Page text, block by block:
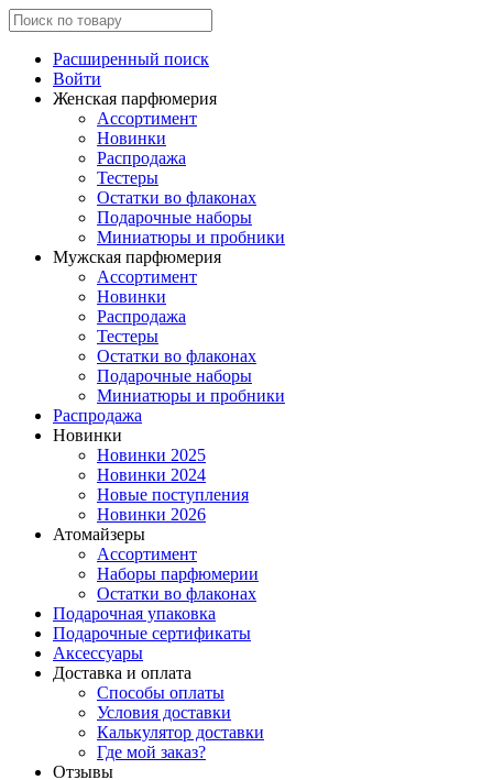
Расширенный поиск
Войти
Женская парфюмерия
Ассортимент
Новинки
Распродажа
Тестеры
Остатки во флаконах
Подарочные наборы
Миниатюры и пробники
Мужская парфюмерия
Ассортимент
Новинки
Распродажа
Тестеры
Остатки во флаконах
Подарочные наборы
Миниатюры и пробники
Распродажа
Новинки
Новинки 2025
Новинки 2024
Новые поступления
Новинки 2026
Атомайзеры
Ассортимент
Наборы парфюмерии
Остатки во флаконах
Подарочная упаковка
Подарочные сертификаты
Аксессуары
Доставка и оплата
Способы оплаты
Условия доставки
Калькулятор доставки
Где мой заказ?
Отзывы